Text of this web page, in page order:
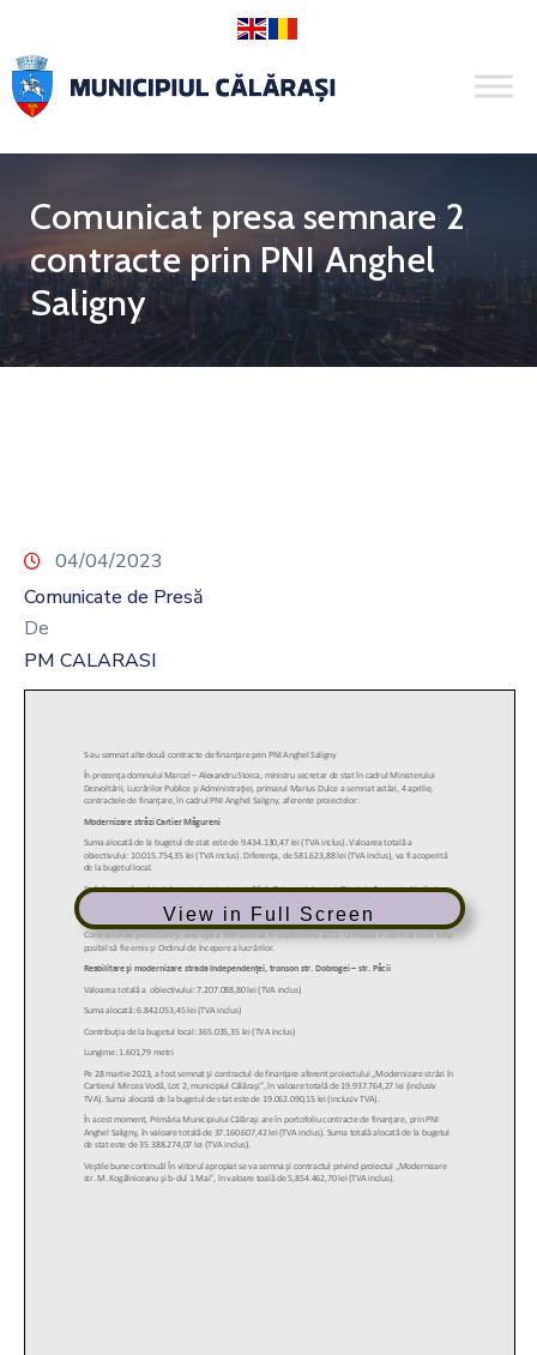
Comunicat presa semnare 2
contracte prin PNI Anghel
Saligny
04/04/2023
Comunicate de Presă
De
PM CALARASI
View in Full Screen